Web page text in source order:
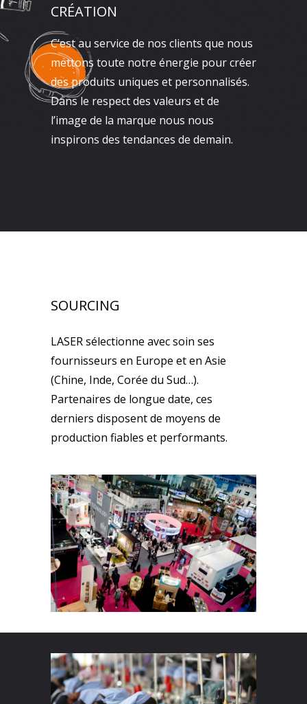
CRÉATION
C’est au service de nos clients que nous
mettons toute notre énergie pour créer
des produits uniques et personnalisés.
Dans le respect des valeurs et de
l’image de la marque nous nous
inspirons des tendances de demain.
SOURCING
LASER sélectionne avec soin ses
fournisseurs en Europe et en Asie
(Chine, Inde, Corée du Sud…).
Partenaires de longue date, ces
derniers disposent de moyens de
production fiables et performants.